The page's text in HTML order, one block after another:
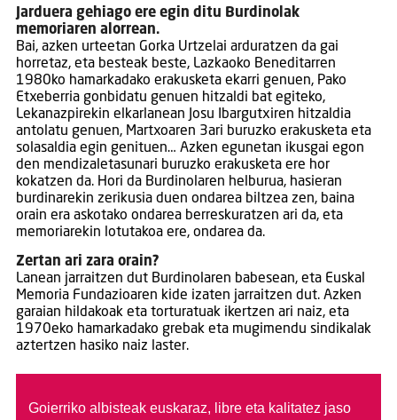
Jarduera gehiago ere egin ditu Burdinolak
memoriaren alorrean.
Bai, azken urteetan Gorka Urtzelai arduratzen da gai
horretaz, eta besteak beste, Lazkaoko Beneditarren
1980ko hamarkadako erakusketa ekarri genuen, Pako
Etxeberria gonbidatu genuen hitzaldi bat egiteko,
Lekanazpirekin elkarlanean Josu Ibargutxiren hitzaldia
antolatu genuen, Martxoaren 3ari buruzko erakusketa eta
solasaldia egin genituen… Azken egunetan ikusgai egon
den mendizaletasunari buruzko erakusketa ere hor
kokatzen da. Hori da Burdinolaren helburua, hasieran
burdinarekin zerikusia duen ondarea biltzea zen, baina
orain era askotako ondarea berreskuratzen ari da, eta
memoriarekin lotutakoa ere, ondarea da.
Zertan ari zara orain?
Lanean jarraitzen dut Burdinolaren babesean, eta Euskal
Memoria Fundazioaren kide izaten jarraitzen dut. Azken
garaian hildakoak eta torturatuak ikertzen ari naiz, eta
1970eko hamarkadako grebak eta mugimendu sindikalak
aztertzen hasiko naiz laster.
Goierriko albisteak euskaraz, libre eta kalitatez jaso